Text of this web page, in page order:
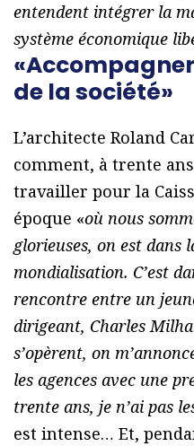
entendent intégrer la
système économique
de la société»
L’architecte Roland
comment, à trente
travailler pour la
époque «où nous
glorieuses, on est dans
mondialisation. C’est
rencontre entre un
dirigeant, Charles
s’opèrent, on
les agences avec une
trente ans, je n’ai pas
est intense… Et,